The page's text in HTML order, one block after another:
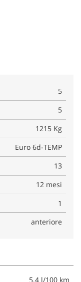
5
5
1215 Kg
Euro 6d-TEMP
13
12 mesi
1
anteriore
5.4 l/100 km